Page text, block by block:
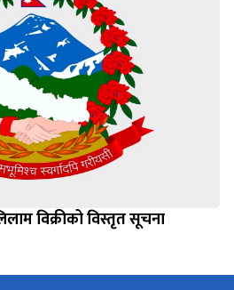
विक्रीको विस्तृत सूचना